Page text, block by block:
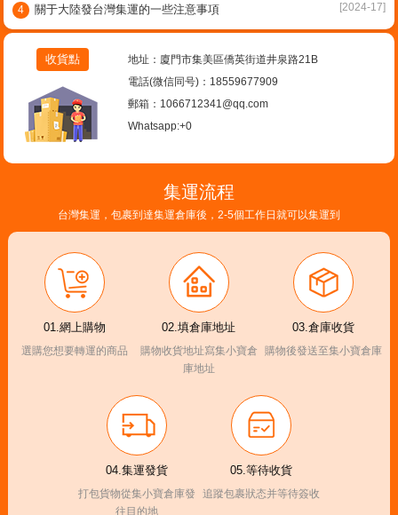
4 關于大陸發台灣集運的一些注意事項 [2024-17]
收貨點
地址：廈門市集美區僑英街道井泉路21B
電話(微信同号)：18559677909
郵箱：1066712341@qq.com
Whatsapp:+0
集運流程
台灣集運，包裹到達集運倉庫後，2-5個工作日就可以集運到
01.網上購物
選購您想要轉運的商品
02.填倉庫地址
購物收貨地址寫集小寶倉
庫地址
03.倉庫收貨
購物後發送至集小寶倉庫
04.集運發貨
打包貨物從集小寶倉庫發
往目的地
05.等待收貨
追蹤包裹狀态并等待簽收